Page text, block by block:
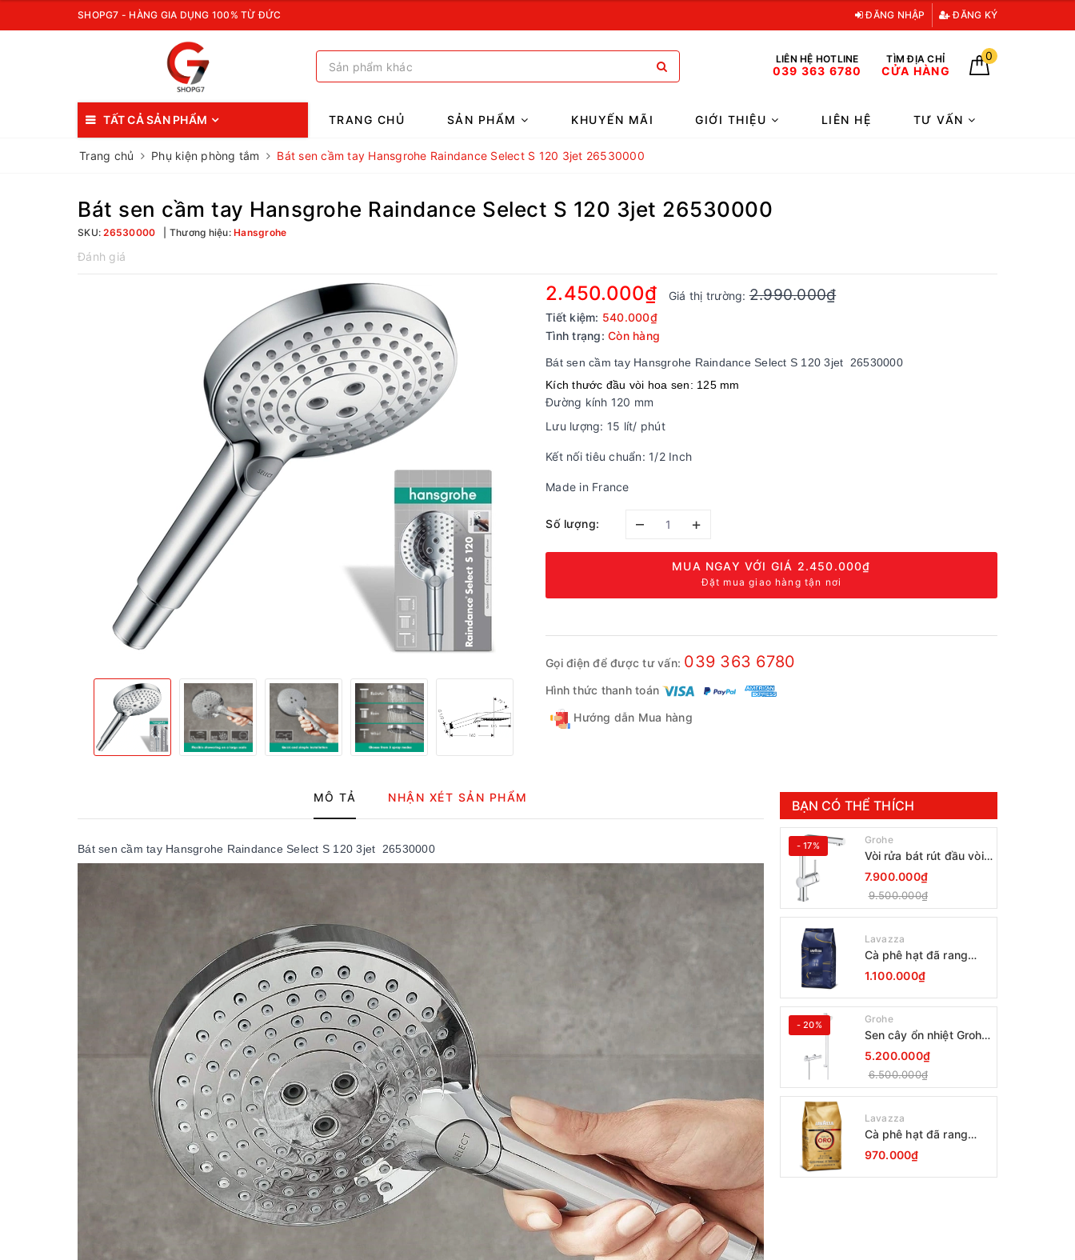
SHOPG7 - HÀNG GIA DỤNG 100% TỪ ĐỨC ĐĂNG NHẬP ĐĂNG KÝ
LIÊN HỆ HOTLINE
039 363 6780
TÌM ĐỊA CHỈ
CỬA HÀNG
0
TẤT CẢ SẢN PHẨM TRANG CHỦ SẢN PHẨM KHUYẾN MÃI GIỚI THIỆU LIÊN HỆ TƯ VẤN
Trang chủ Phụ kiện phòng tắm Bát sen cầm tay Hansgrohe Raindance Select S 120 3jet 26530000
Bát sen cầm tay Hansgrohe Raindance Select S 120 3jet 26530000
SKU:26530000 Thương hiệu: Hansgrohe
Đánh giá
2.450.000₫ Giá thị trường:2.990.000₫
Tiết kiệm: 540.000₫
Tình trạng: Còn hàng
Bát sen cầm tay Hansgrohe Raindance Select S 120 3jet 26530000
Kích thước đầu vòi hoa sen: 125 mm
Đường kính 120 mm
Lưu lượng: 15 lít/ phút
Kết nối tiêu chuẩn: 1/2 Inch
Made in France
Số lượng: – +
MUA NGAY VỚI GIÁ 2.450.000₫
Đặt mua giao hàng tận nơi
Gọi điện để được tư vấn: 039 363 6780
Hình thức thanh toán
Hướng dẫn Mua hàng
MÔ TẢ NHẬN XÉT SẢN PHẨM
Bát sen cầm tay Hansgrohe Raindance Select S 120 3jet 26530000
BẠN CÓ THỂ THÍCH
- 17% Grohe
Vòi rửa bát rút đầu vòi
Grohe Minta 30274000
7.900.000₫
9.500.000₫
Lavazza
Cà phê hạt đã rang
Lavazza Coffee
Espresso Super Crema
1000g Date 12-2027
1.100.000₫
- 20% Grohe
Sen cây ổn nhiệt Grohe
Grohtherm 800
34566001
5.200.000₫
6.500.000₫
Lavazza
Cà phê hạt đã rang
Lavazza Oro Qualita
1000g
970.000₫